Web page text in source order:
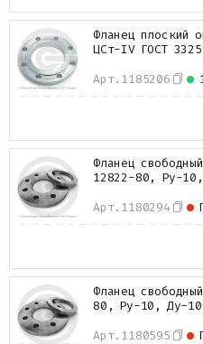
Арт. 1185206
Фланец плоский
ЦСт-IV ГОСТ
Арт. 1180294
Фланец
12822-80, Ру-
Арт. 1180595
Фланец
80, Ру-10, Ду-